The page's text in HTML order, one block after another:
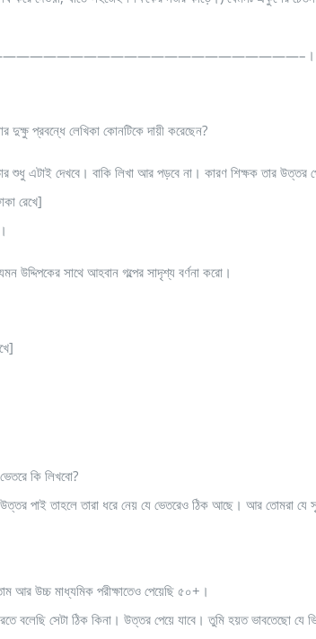
লিখা শেষ। মোট কথা
প্রবন্ধে লেখিকা কোনটিকে দায়ী করেছেন?
শুধু এটাই দেখবে। বাকি লিখা আর পড়বে না। কারণ শিক্ষক তার উত্তর
রেখে]
সাথে আহবান গল্পের সাদৃশ্য বর্ণনা করো।
কি লিখবো?
পাই তাহলে তারা ধরে নেয় যে ভেতরেও ঠিক আছে। আর তোমরা
উচ্চ মাধ্যমিক পরীক্ষাতেও পেয়েছি ৫০+।
বলেছি সেটা ঠিক কিনা। উত্তর পেয়ে যাবে। তুমি হয়ত ভাবতেছো